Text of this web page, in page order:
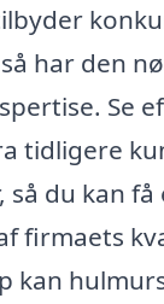
har den
Se
tidligere
så du kan få
firmaets
kan